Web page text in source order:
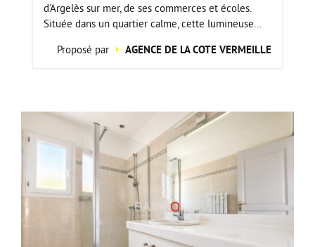
d'Argelès sur mer, de ses commerces et écoles.
Située dans un quartier calme, cette lumineuse...
Proposé par
AGENCE DE LA COTE VERMEILLE